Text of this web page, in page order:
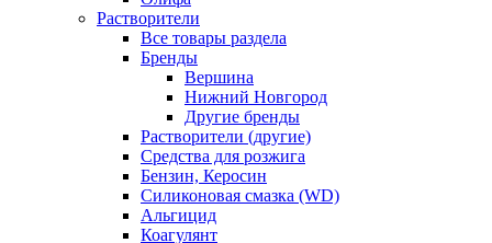
Растворители
Все товары раздела
Бренды
Вершина
Нижний Новгород
Другие бренды
Растворители (другие)
Средства для розжига
Бензин, Керосин
Силиконовая смазка (WD)
Альгицид
Коагулянт